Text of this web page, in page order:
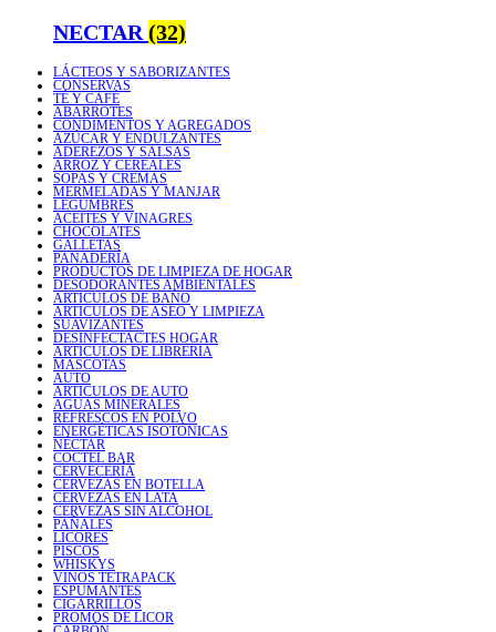
NECTAR (32)
LÁCTEOS Y SABORIZANTES
CONSERVAS
TÉ Y CAFÉ
ABARROTES
CONDIMENTOS Y AGREGADOS
AZÚCAR Y ENDULZANTES
ADEREZOS Y SALSAS
ARROZ Y CEREALES
SOPAS Y CREMAS
MERMELADAS Y MANJAR
LEGUMBRES
ACEITES Y VINAGRES
CHOCOLATES
GALLETAS
PANADERÍA
PRODUCTOS DE LIMPIEZA DE HOGAR
DESODORANTES AMBIENTALES
ARTICULOS DE BAÑO
ARTICULOS DE ASEO Y LIMPIEZA
SUAVIZANTES
DESINFECTACTES HOGAR
ARTICULOS DE LIBRERIA
MASCOTAS
AUTO
ARTICULOS DE AUTO
AGUAS MINERALES
REFRESCOS EN POLVO
ENERGÉTICAS ISOTÓNICAS
NÉCTAR
COCTEL BAR
CERVECERÍA
CERVEZAS EN BOTELLA
CERVEZAS EN LATA
CERVEZAS SIN ALCOHOL
PAÑALES
LICORES
PISCOS
WHISKYS
VINOS TETRAPACK
ESPUMANTES
CIGARRILLOS
PROMOS DE LICOR